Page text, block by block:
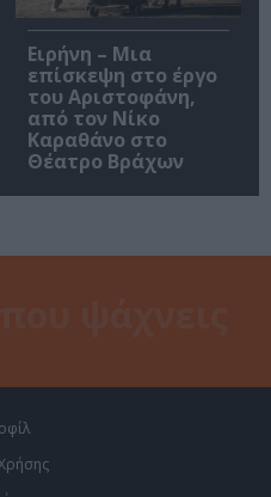
Ειρήνη – Μια
επίσκεψη στο έργο
του Αριστοφάνη,
από τον Νίκο
Καραθάνο στο
Θέατρο Βράχων